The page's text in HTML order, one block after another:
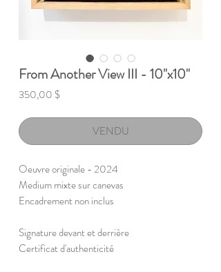
From Another View III - 10"x10"
350,00 $Prix
VENDU
Oeuvre originale - 2024
Medium mixte sur canevas
Encadrement non inclus
Signature devant et derrière
Certificat d'authenticité